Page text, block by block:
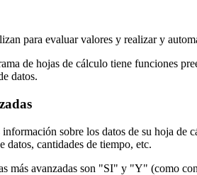
para evaluar valores y realizar y
de hojas de cálculo tiene funciones
datos.
información sobre los datos de su hoja
datos, cantidades de tiempo, etc.
más avanzadas son "SI" y "Y" (como